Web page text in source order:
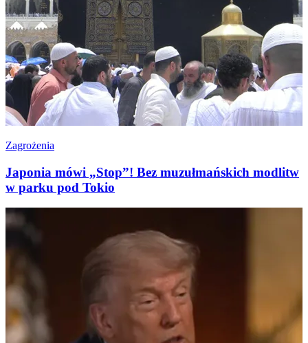
Zagrożenia
Japonia mówi „Stop”! Bez muzułmańskich modlitw
w parku pod Tokio